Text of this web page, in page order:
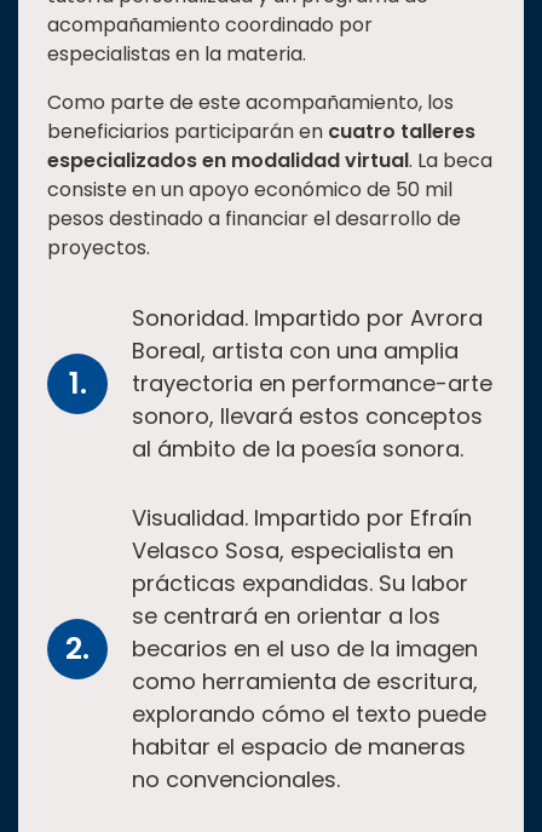
acompañamiento coordinado por
especialistas en la materia.
Como parte de este acompañamiento, los
beneficiarios participarán en cuatro talleres
especializados en modalidad virtual. La beca
consiste en un apoyo económico de 50 mil
pesos destinado a financiar el desarrollo de
proyectos.
Sonoridad. Impartido por Avrora
Boreal, artista con una amplia
trayectoria en performance-arte
sonoro, llevará estos conceptos
al ámbito de la poesía sonora.
Visualidad. Impartido por Efraín
Velasco Sosa, especialista en
prácticas expandidas. Su labor
se centrará en orientar a los
becarios en el uso de la imagen
como herramienta de escritura,
explorando cómo el texto puede
habitar el espacio de maneras
no convencionales.